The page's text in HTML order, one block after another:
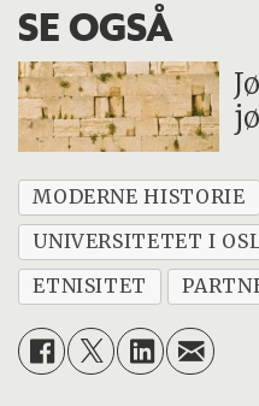
SE OGSÅ
MODERNE HISTORIE
UNIVERSITETET I
ETNISITET